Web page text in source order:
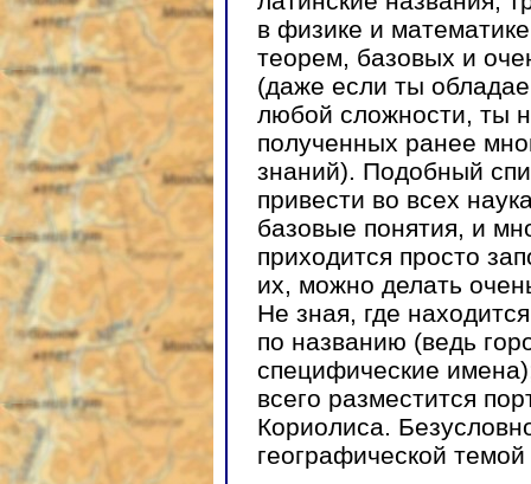
в физике и
теорем, базовых и
(даже если ты
любой сложности, ты
полученных ранее
знаний). Подобный
привести во всех
базовые понятия, и
приходится просто
их, можно делать
Не зная, где
по названию (ведь
специфические
всего разместится
Кориолиса.
географической темой